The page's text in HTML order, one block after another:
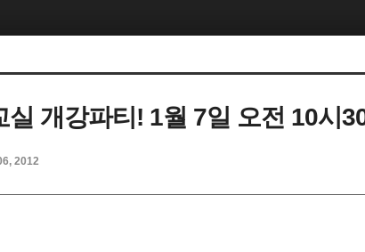
실 개강파티! 1월 7일 오전 10시
2012